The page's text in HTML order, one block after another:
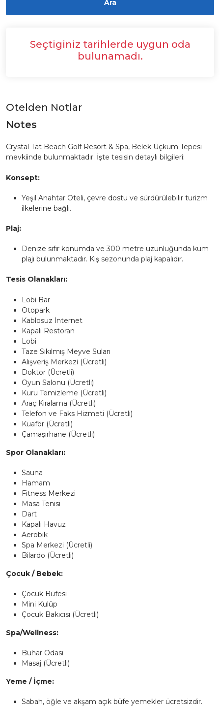
Seçtiginiz tarihlerde uygun oda
bulunamadı.
Otelden Notlar
Notes
Crystal Tat Beach Golf Resort & Spa, Belek Üçkum Tepesi
mevkiinde bulunmaktadır. İşte tesisin detaylı bilgileri:
Konsept:
Yeşil Anahtar Oteli, çevre dostu ve sürdürülebilir turizm
ilkelerine bağlı.
Plaj:
Denize sıfır konumda ve 300 metre uzunluğunda kum
plajı bulunmaktadır. Kış sezonunda plaj kapalıdır.
Tesis Olanakları:
Lobi Bar
Otopark
Kablosuz İnternet
Kapalı Restoran
Lobi
Taze Sıkılmış Meyve Suları
Alışveriş Merkezi (Ücretli)
Doktor (Ücretli)
Oyun Salonu (Ücretli)
Kuru Temizleme (Ücretli)
Araç Kiralama (Ücretli)
Telefon ve Faks Hizmeti (Ücretli)
Kuaför (Ücretli)
Çamaşırhane (Ücretli)
Spor Olanakları:
Sauna
Hamam
Fitness Merkezi
Masa Tenisi
Dart
Kapalı Havuz
Aerobik
Spa Merkezi (Ücretli)
Bilardo (Ücretli)
Çocuk / Bebek:
Çocuk Büfesi
Mini Kulüp
Çocuk Bakıcısı (Ücretli)
Spa/Wellness:
Buhar Odası
Masaj (Ücretli)
Yeme / İçme:
Sabah, öğle ve akşam açık büfe yemekler ücretsizdir.